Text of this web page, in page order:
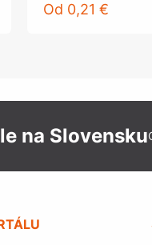
Od 0,21 €
na Slovensku